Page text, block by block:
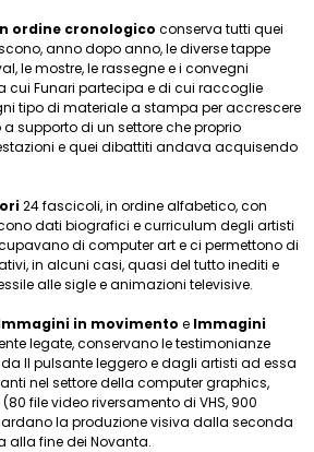
ordine cronologico conserva tutti quei
anno dopo anno, le diverse tappe
le mostre, le rassegne e i convegni
cui Funari partecipa e di cui raccoglie
tipo di materiale a stampa per accrescere
supporto di un settore che proprio
e quei dibattiti andava acquisendo
24 fascicoli, in ordine alfabetico, con
dati biografici e curriculum degli artisti
di computer art e ci permettono di
in alcuni casi, quasi del tutto inediti e
alle sigle e animazioni televisive.
in movimento e Immagini
legate, conservano le testimonianze
Il pulsante leggero e dagli artisti ad essa
nel settore della computer graphics,
file video riversamento di VHS, 900
la produzione visiva dalla seconda
alla fine dei Novanta.